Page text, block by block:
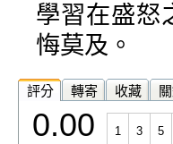
學習在盛怒
悔莫及。
評分 轉寄 收藏
0.00 1 3 5